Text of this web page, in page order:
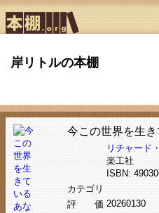
岸リトルの本棚
今この世界を生
リチャード
楽工社
ISBN:
カテゴリ
評 価 20260130